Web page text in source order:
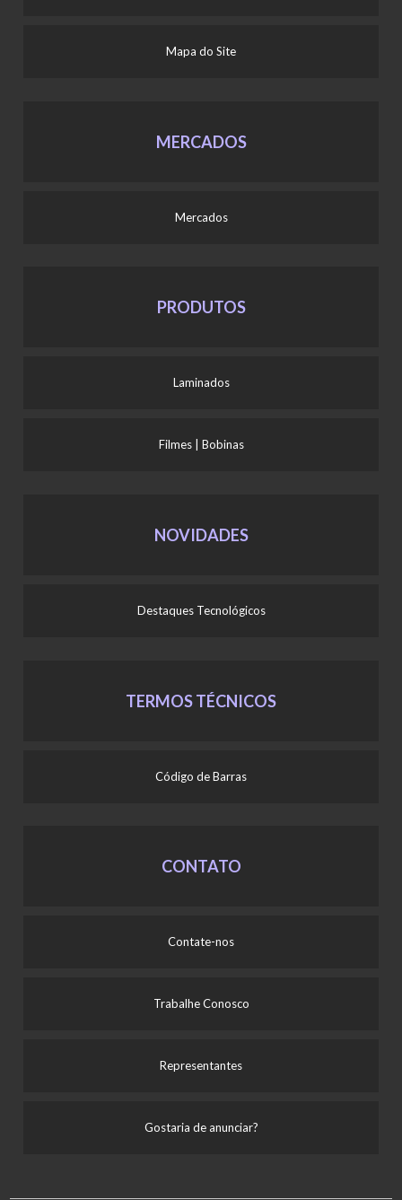
Mapa do Site
MERCADOS
Mercados
PRODUTOS
Laminados
Filmes | Bobinas
NOVIDADES
Destaques Tecnológicos
TERMOS TÉCNICOS
Código de Barras
CONTATO
Contate-nos
Trabalhe Conosco
Representantes
Gostaria de anunciar?